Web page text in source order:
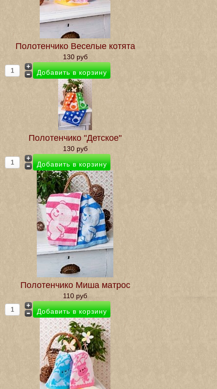
Полотенчико Веселые котята
130 руб
Полотенчико "Детское"
130 руб
Полотенчико Миша матрос
110 руб